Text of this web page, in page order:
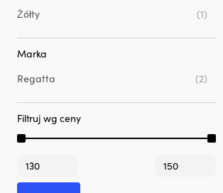
Żółty
(1)
Marka
Regatta
(2)
Filtruj wg ceny
Cena
min
Cena
max